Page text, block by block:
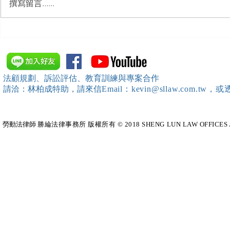
中、南等地辦理（職場霸凌防
治教育訓練）課程 邀請本所律
師團隊擔任講師，課程圓滿完
成~*
撰寫留言......
法顧規劃、訴訟評估、教育訓練與專案合作
請洽：林柏成特助 ，請來信Email：kevin@sllaw.com.tw，
勞動法律師​ 勝綸法律事務所 版權所有 © 2018 SHENG LUN LAW